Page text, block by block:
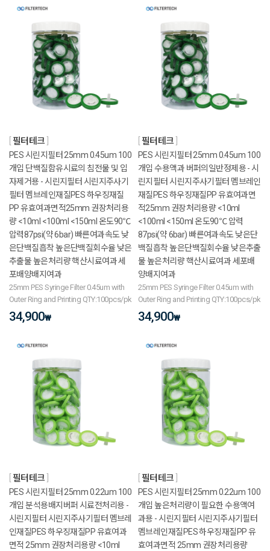
필터테크
PES 시린지필터 25mm 0.45um 100
개입 단백질함유시료의 침전물 및 입
자제거용 - 시린지필터 시린지주사기
필터 멤브레인재질PES 하우징재질
PP 유효여과면적25mm 권장처리용
량 <10ml <100ml <150ml 온도90℃
압력87psi(약 6bar) 빠른여과속도 낮
은단백질흡착 높은단백질회수율 낮은
추출물 높은처리량 핵산시료여과 세
포배양배지여과
25mm PES Syringe Filter 0.45um with
Outer Ring and Printing QTY:100pcs/pk
34,900₩
필터테크
PES 시린지필터 25mm 0.45um 100
개입 수용액과 버퍼의일반정제용 - 시
린지필터 시린지주사기필터 멤브레인
재질PES 하우징재질PP 유효여과면
적25mm 권장처리용량 <10ml
<100ml <150ml 온도90℃ 압력
87psi(약 6bar) 빠른여과속도 낮은단
백질흡착 높은단백질회수율 낮은추출
물 높은처리량 핵산시료여과 세포배
양배지여과
25mm PES Syringe Filter 0.45um with
Outer Ring and Printing QTY:100pcs/pk
34,900₩
필터테크
PES 시린지필터 25mm 0.22um 100
개입 분석용배지버퍼 시료전처리용 -
시린지필터 시린지주사기필터 멤브레
인재질PES 하우징재질PP 유효여과
면적 25mm 권장처리용량 <10ml
필터테크
PES 시린지필터 25mm 0.22um 100
개입 높은처리량이 필요한 수용액여
과용 - 시린지필터 시린지주사기필터
멤브레인재질PES 하우징재질PP 유
효여과면적 25mm 권장처리용량